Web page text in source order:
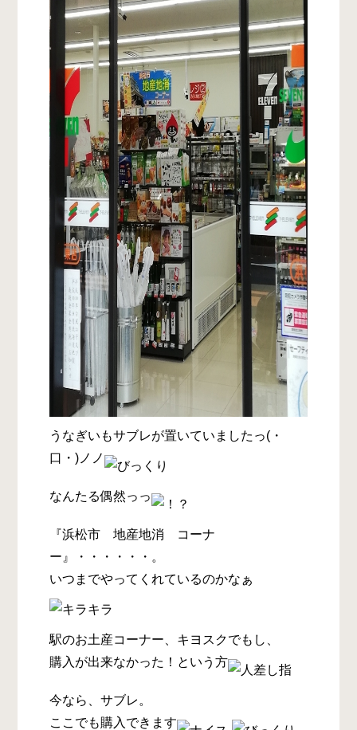
うなぎいもサブレが置いていましたっ(・
口・)ノノ
なんたる偶然っっ
『浜松市 地産地消 コーナ
ー』・・・・・・。
いつまでやってくれているのかなぁ
駅のお土産コーナー、キヨスクでもし、
購入が出来なかった！という方
今なら、サブレ。
ここでも購入できます